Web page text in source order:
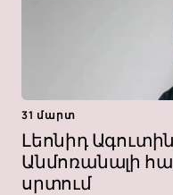
31 մարտ
Լեոնիդ
Անմոռանալի
սրտում